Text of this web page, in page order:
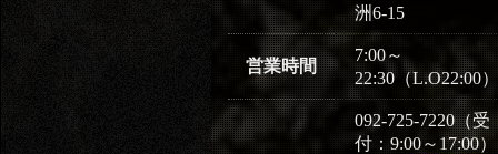
洲6-15
営業時間
7:00～
22:30（L.O22:00）
092-725-7220（受
付：9:00～17:00）